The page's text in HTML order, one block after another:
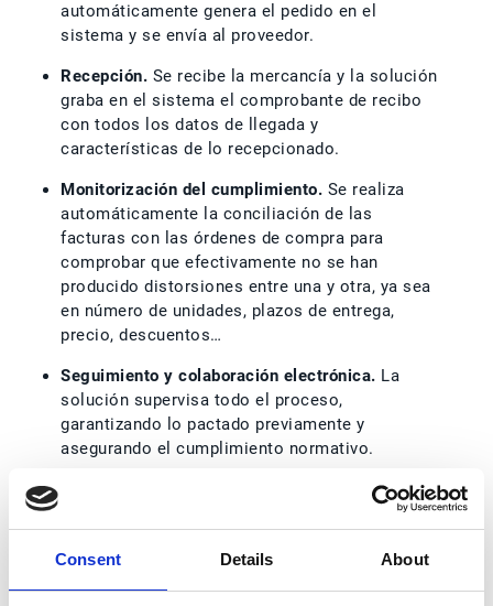
Consent Details About
automáticamente genera el pedido en el
sistema y se envía al proveedor.
Recepción. Se recibe la mercancía y la solución
graba en el sistema el comprobante de recibo
con todos los datos de llegada y
características de lo recepcionado.
Monitorización del cumplimiento. Se realiza
automáticamente la conciliación de las
facturas con las órdenes de compra para
comprobar que efectivamente no se han
producido distorsiones entre una y otra, ya sea
en número de unidades, plazos de entrega,
precio, descuentos…
Seguimiento y colaboración electrónica. La
solución supervisa todo el proceso,
garantizando lo pactado previamente y
asegurando el cumplimiento normativo.
Durante este proceso, es preciso disfrutar de una
visibilidad 360º, de manera que la trazabilidad del
momento sea posible comprobar en qué parte de
todo el ciclo se encuentra.